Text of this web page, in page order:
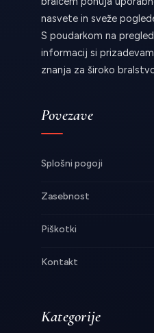
nasvete in sveže
S poudarkom na
informacij si
znanja za široko
Povezave
Splošni pogoji
Zasebnost
Piškotki
Kontakt
Kategorije